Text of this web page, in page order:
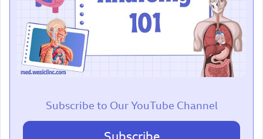
Subscribe to Our YouTube Channel